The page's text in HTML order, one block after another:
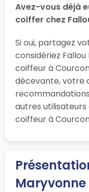
Avez-vous déjà
coiffer chez
Si oui, partagez
considériez
coiffeur à
décevante, votre
autres
coiffeur à
Maryvonne